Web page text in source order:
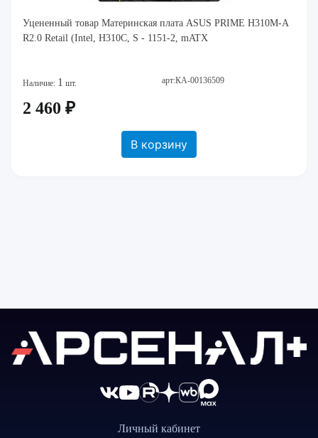
Уцененный товар Материнская плата ASUS PRIME H310M-A
R2.0 Retail (Intel, H310C, S - 1151-2, mATX
Наличие: 1 шт. арт:КА-00136509
2 460 ₽
В корзину
Личный кабинет